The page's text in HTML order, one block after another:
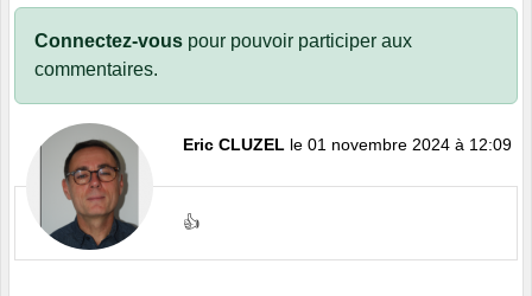
Connectez-vous pour pouvoir participer aux
commentaires.
Eric CLUZEL le 01 novembre 2024 à 12:09
👍